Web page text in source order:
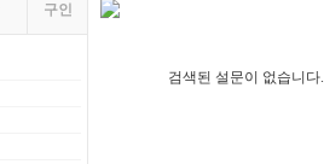
구인
검색된 설문이 없습니다.